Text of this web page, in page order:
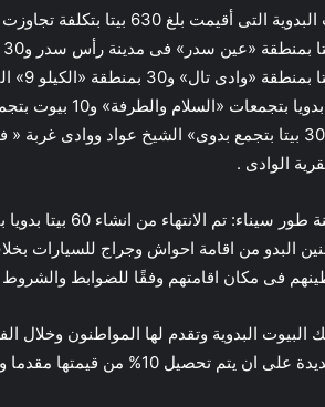
فيران
بدويا بتجمع «المروة», وتنفيذ 50 بيتا منها 30 بيتا بتجمع بدوى» الشيخ
من جهته قال مبروك
البدو من اقامة احواش وجراج للسيارات
فى مكان اقامتهم وفقًا للضوابط والشروط
البيوت البدوية وتقدم لها المواطنون وخلال
الوحدات وجار احتساب قيمة الوحدات الجديدة على ان